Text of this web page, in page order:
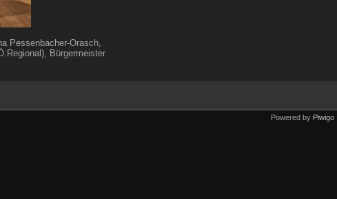
Pessenbacher-Orasch,
Bürgermeister
Powered by Piwigo